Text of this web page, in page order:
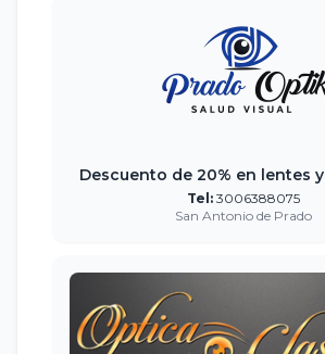
Descuento de 20% en lentes
Tel: 3006388075
San Antonio de Prado